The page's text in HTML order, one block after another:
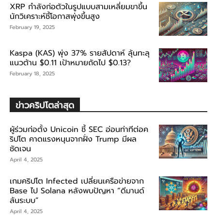
XRP กำลังก่อตัวในรูปแบบสามเหลี่ยมขาขึ้น
นักวิเคราะห์ชี้โอกาสพุ่งขึ้นสูง
February 19, 2025
Kaspa (KAS) พุ่ง 37% รายสัปดาห์ ลุ้นทะลุ
แนวต้าน $0.11 เป้าหมายถัดไป $0.13?
February 18, 2025
ข่าวคริปโตล่าสุด
ผู้ร่วมก่อตั้ง Unicoin ชี้ SEC อ่อนท่าทีต่อค
ริปโต คาดแรงหนุนจากฝั่ง Trump มีผล
ชัดเจน
April 4, 2025
เกมคริปโต Infected เปลี่ยนเครือข่ายจาก
Base ไป Solana หลังพบปัญหา “ดีมานด์
ล้นระบบ”
April 4, 2025